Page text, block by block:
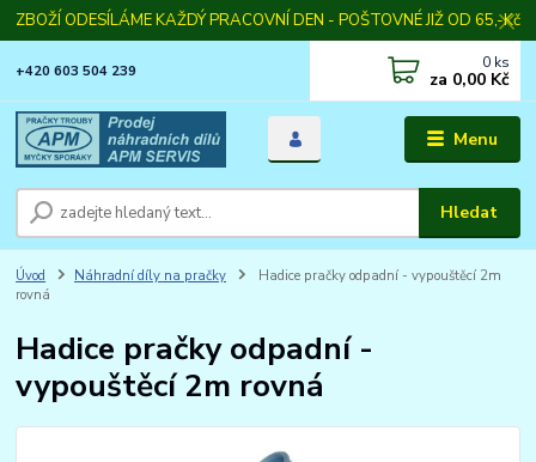
ZBOŽÍ ODESÍLÁME KAŽDÝ PRACOVNÍ DEN - POŠTOVNÉ JIŽ OD 65,-Kč
Menu
Hledat
+420 603 504 239 0 ks
za 0,00 Kč
Úvod Náhradní díly na pračky
Hadice pračky odpadní - vypouštěcí 2m
rovná
Hadice pračky odpadní -
vypouštěcí 2m rovná